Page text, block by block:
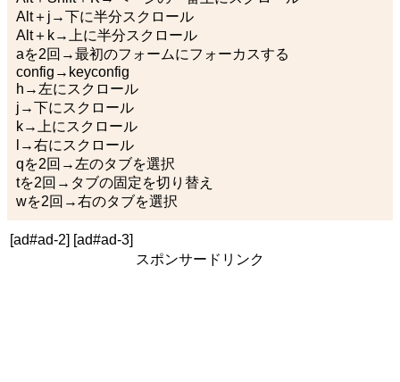
Alt＋j→下に半分スクロール
Alt＋k→上に半分スクロール
aを2回→最初のフォームにフォーカスする
config→keyconfig
h→左にスクロール
j→下にスクロール
k→上にスクロール
l→右にスクロール
qを2回→左のタブを選択
tを2回→タブの固定を切り替え
wを2回→右のタブを選択
[ad#ad-2] [ad#ad-3]
スポンサードリンク